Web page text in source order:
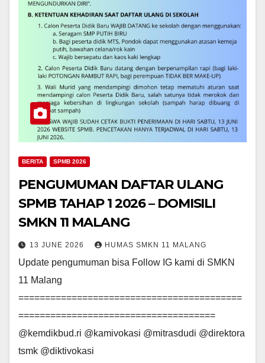
BERITA SPMB 2026
PENGUMUMAN DAFTAR ULANG
SPMB TAHAP 1 2026 – DOMISILI
SMKN 11 MALANG
13 JUNE 2026 HUMAS SMKN 11 MALANG
Update pengumuman bisa Follow IG kami di SMKN
11 Malang
==========================================
=====================================
@kemdikbud.ri @kamivokasi @mitrasdudi @direktora
tsmk @diktivokasi